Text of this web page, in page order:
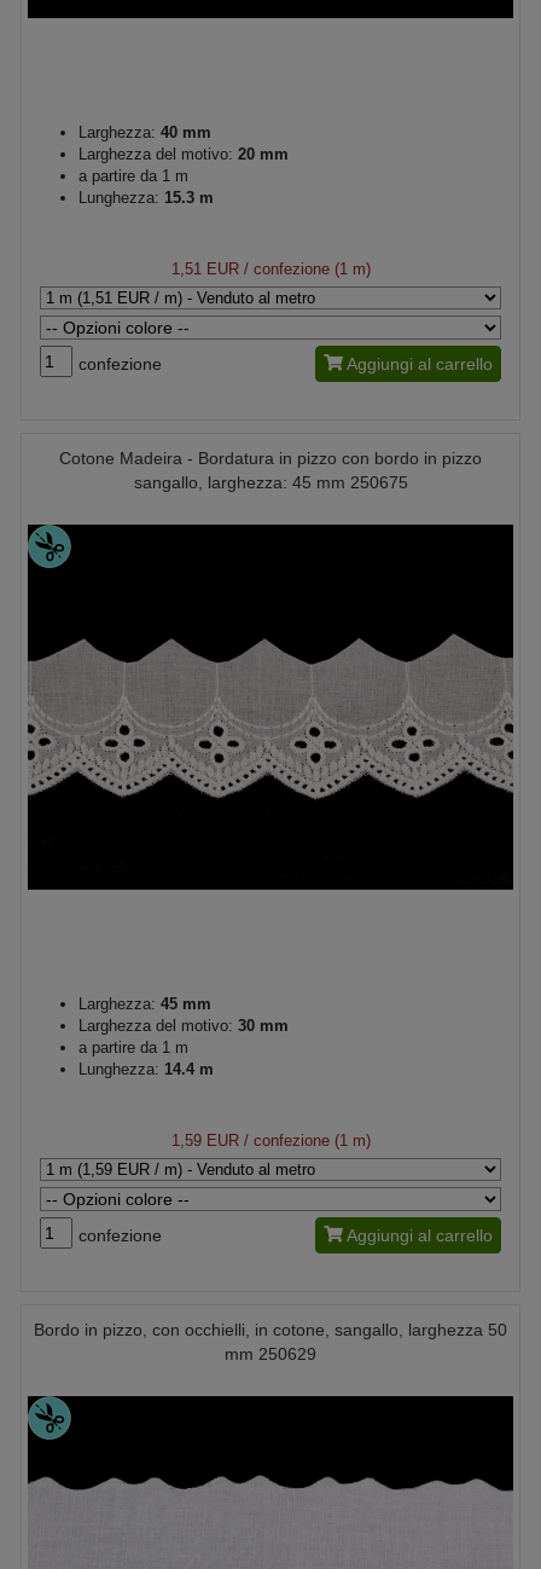
Larghezza: 40 mm
Larghezza del motivo: 20 mm
a partire da 1 m
Lunghezza: 15.3 m
1,51 EUR/ confezione (1 m)
confezione Aggiungi al carrello
Cotone Madeira - Bordatura in pizzo con bordo in pizzo
sangallo, larghezza: 45 mm 250675
Larghezza: 45 mm
Larghezza del motivo: 30 mm
a partire da 1 m
Lunghezza: 14.4 m
1,59 EUR/ confezione (1 m)
confezione Aggiungi al carrello
Bordo in pizzo, con occhielli, in cotone, sangallo, larghezza 50
mm 250629